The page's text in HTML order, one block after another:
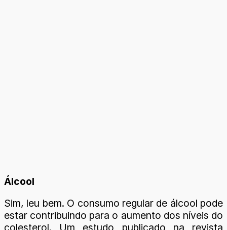
Álcool
Sim, leu bem. O consumo regular de álcool pode
estar contribuindo para o aumento dos níveis do
colesterol. Um estudo publicado na revista